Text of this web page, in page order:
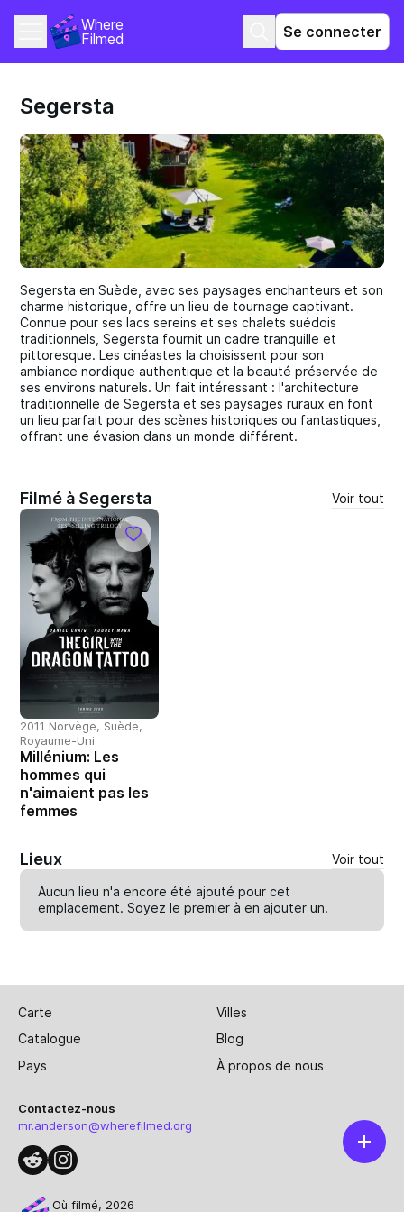
Where
Filmed
Se connecter
Segersta
Segersta en Suède, avec ses paysages enchanteurs et son
charme historique, offre un lieu de tournage captivant.
Connue pour ses lacs sereins et ses chalets suédois
traditionnels, Segersta fournit un cadre tranquille et
pittoresque. Les cinéastes la choisissent pour son
ambiance nordique authentique et la beauté préservée de
ses environs naturels. Un fait intéressant : l'architecture
traditionnelle de Segersta et ses paysages ruraux en font
un lieu parfait pour des scènes historiques ou fantastiques,
offrant une évasion dans un monde différent.
Filmé à Segersta Voir tout
2011 Norvège, Suède,
Royaume-Uni
Millénium: Les
hommes qui
n'aimaient pas les
femmes
Lieux Voir tout
Aucun lieu n'a encore été ajouté pour cet
emplacement. Soyez le premier à enajouter un.
Carte
Villes
Catalogue
Blog
Pays
À propos de nous
Contactez-nous
mr.anderson@wherefilmed.org
Où filmé, 2026